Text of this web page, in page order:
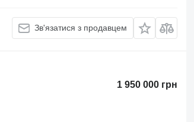
Зв'язатися з продавцем
1 950 000 грн